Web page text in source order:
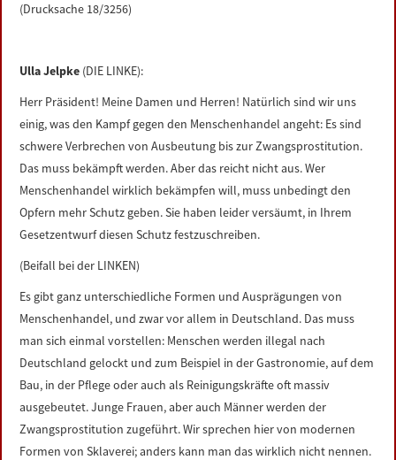
(Drucksache 18/3256)
Ulla Jelpke (DIE LINKE):
Herr Präsident! Meine Damen und Herren! Natürlich sind wir uns
einig, was den Kampf gegen den Menschenhandel angeht: Es sind
schwere Verbrechen von Ausbeutung bis zur Zwangsprostitution.
Das muss bekämpft werden. Aber das reicht nicht aus. Wer
Menschenhandel wirklich bekämpfen will, muss unbedingt den
Opfern mehr Schutz geben. Sie haben leider versäumt, in Ihrem
Gesetzentwurf diesen Schutz festzuschreiben.
(Beifall bei der LINKEN)
Es gibt ganz unterschiedliche Formen und Ausprägungen von
Menschenhandel, und zwar vor allem in Deutschland. Das muss
man sich einmal vorstellen: Menschen werden illegal nach
Deutschland gelockt und zum Beispiel in der Gastronomie, auf dem
Bau, in der Pflege oder auch als Reinigungskräfte oft massiv
ausgebeutet. Junge Frauen, aber auch Männer werden der
Zwangsprostitution zugeführt. Wir sprechen hier von modernen
Formen von Sklaverei; anders kann man das wirklich nicht nennen.